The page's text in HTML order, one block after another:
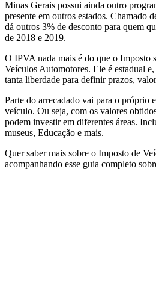
Minas Gerais possui ainda outro
presente em outros estados. Chamado
dá outros 3% de desconto para quem
de 2018 e 2019.
O IPVA nada mais é do que o Imposto
Veículos Automotores. Ele é estadual
tanta liberdade para definir prazos,
Parte do arrecadado vai para o próprio
veículo. Ou seja, com os valores
podem investir em diferentes áreas.
museus, Educação e mais.
Quer saber mais sobre o Imposto de
acompanhando esse guia completo